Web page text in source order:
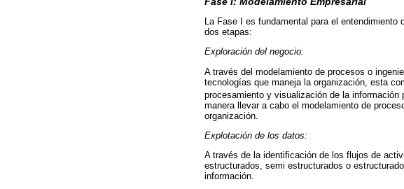
La Fase I es fundamental para el
dos etapas:
Exploración del negocio:
A través del modelamiento de procesos o
tecnologías que maneja la organización, esta
procesamiento y visualización de la
manera llevar a cabo el modelamiento de
organización.
Explotación de los datos:
A través de la identificación de los flujos de
estructurados, semi estructurados o
información.